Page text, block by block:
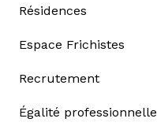
Résidences
Espace Frichistes
Recrutement
Égalité professionnelle